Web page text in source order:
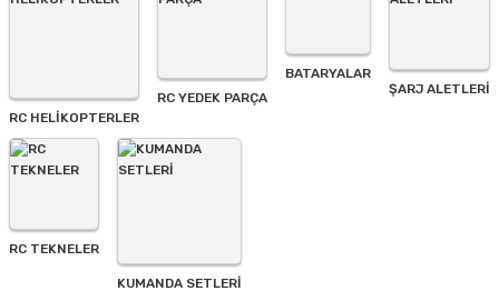
Gönder
RC HELİKOPTERLER
RC YEDEK PARÇA
BATARYALAR
ŞARJ ALETLERI
RC TEKNELER
KUMANDA SETLERİ